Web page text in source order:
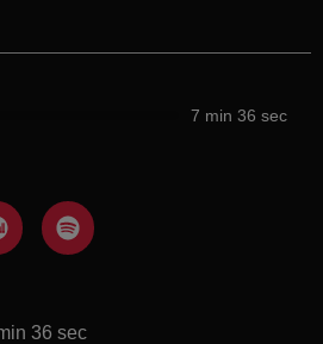
7 min 36 sec
36 sec